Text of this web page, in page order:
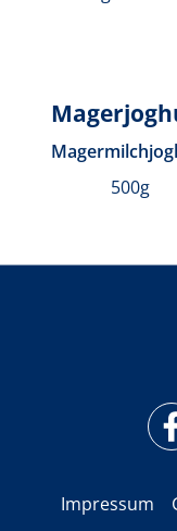
500g
Impressum